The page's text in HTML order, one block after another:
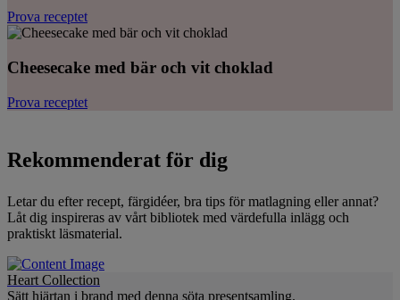
Prova receptet
Cheesecake med bär och vit choklad
Prova receptet
Rekommenderat för dig
Letar du efter recept, färgidéer, bra tips för matlagning eller annat?
Låt dig inspireras av vårt bibliotek med värdefulla inlägg och
praktiskt läsmaterial.
Heart Collection
Sätt hjärtan i brand med denna söta presentsamling.